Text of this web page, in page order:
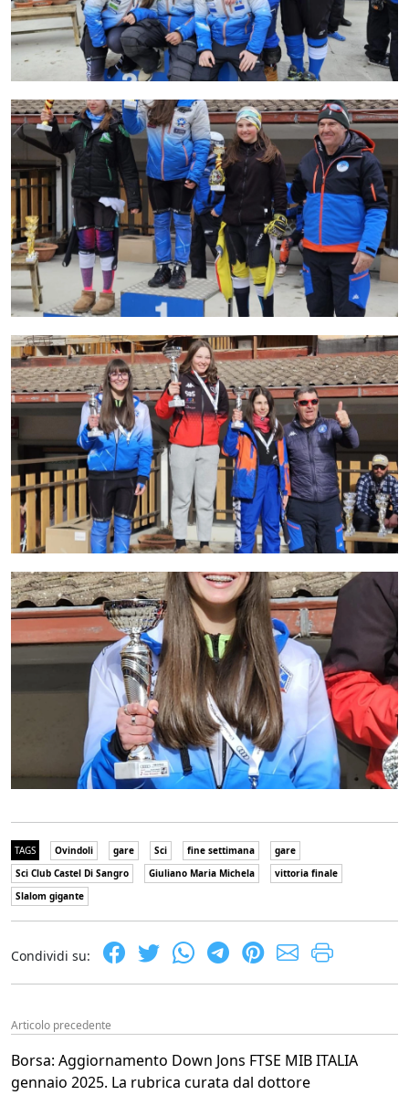
TAGS Ovindoli gare Sci fine settimana
gare
Sci Club Castel Di Sangro
Giuliano Maria Michela
vittoria finale
Slalom gigante
Condividi su:
Articolo precedente
Borsa: Aggiornamento Down Jons FTSE MIB ITALIA
gennaio 2025. La rubrica curata dal dottore